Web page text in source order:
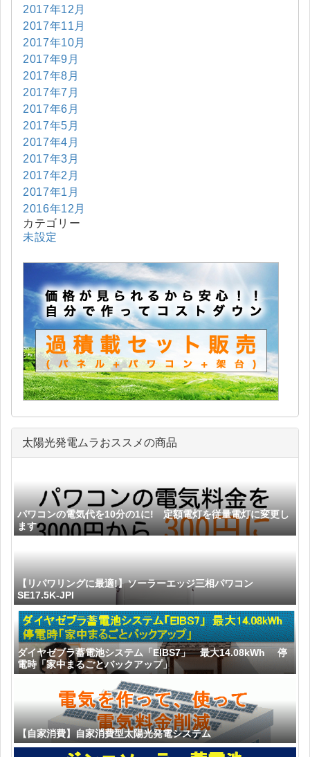
2017年12月
2017年11月
2017年10月
2017年9月
2017年8月
2017年7月
2017年6月
2017年5月
2017年4月
2017年3月
2017年2月
2017年1月
2016年12月
カテゴリー
未設定
太陽光発電ムラおススメの商品
パワコンの電気代を10分の1に! 定額電灯を従量電灯に変更し
ます
【リパワリングに最適!】ソーラーエッジ三相パワコン
SE17.5K-JPI
ダイヤゼブラ蓄電池システム「EIBS7」 最大14.08kWh 停
電時「家中まるごとバックアップ」
【自家消費】自家消費型太陽光発電システム